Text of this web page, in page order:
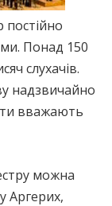
постійно
Понад 150
слухачів.
надзвичайно
вважають
можна
Аргерих,